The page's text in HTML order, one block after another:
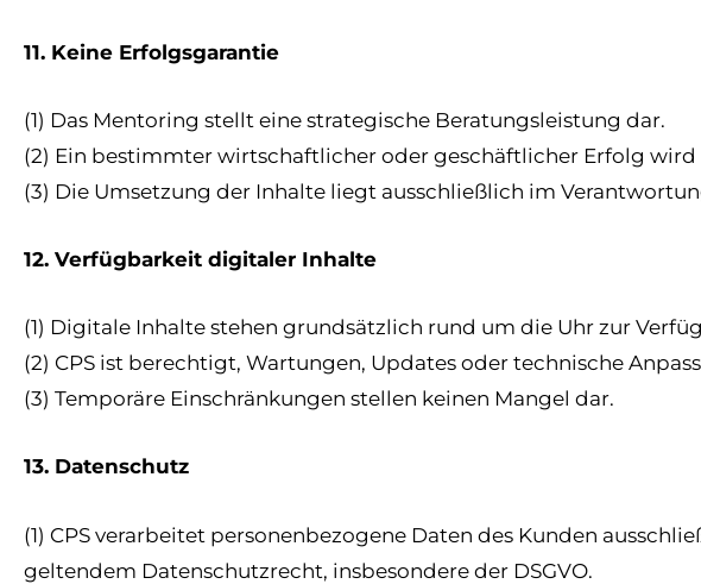
11. Keine Erfolgsgarantie
(1) Das Mentoring stellt eine strategische Beratungsleistung dar.
(2) Ein bestimmter wirtschaftlicher oder geschäftlicher Erfolg
(3) Die Umsetzung der Inhalte liegt ausschließlich im
12. Verfügbarkeit digitaler Inhalte
(1) Digitale Inhalte stehen grundsätzlich rund um die Uhr zur
(2) CPS ist berechtigt, Wartungen, Updates oder technische
(3) Temporäre Einschränkungen stellen keinen Mangel dar.
13. Datenschutz
(1) CPS verarbeitet personenbezogene Daten des Kunden
geltendem Datenschutzrecht, insbesondere der DSGVO.